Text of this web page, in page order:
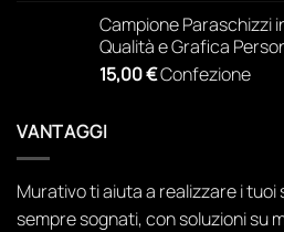
era:
73,44 €.
è:
48,80 €.
Campione Paraschizzi
Qualità e Grafica
15,00€Confezione
VANTAGGI
Murativo ti aiuta a realizzare i tuoi
sempre sognati, con soluzioni su